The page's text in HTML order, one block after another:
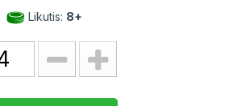
Likutis: 8+